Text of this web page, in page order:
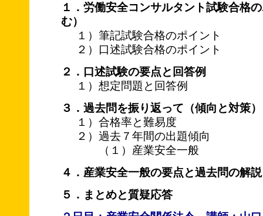
１．労働安全コンサルタント試験合格
む）
１）筆記試験合格のポイント
２）口述試験合格のポイント
２．口述試験の要点と回答例
１）想定問題と回答例
３．過去問を振り返って（傾向と対策）
１）合格率と難易度
２）過去７年間の出題傾向
（１）産業安全一般
４．産業安全一般の要点と過去問の解説
５．まとめと質疑応答